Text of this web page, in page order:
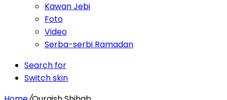
Kawan Jebi
Foto
Video
Serba-serbi Ramadan
Search for
Switch skin